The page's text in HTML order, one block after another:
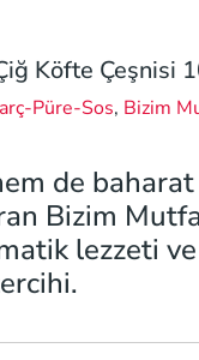
Köfte Çeşnisi
Püre-Sos, Bizim
de
Bizim
lezzeti